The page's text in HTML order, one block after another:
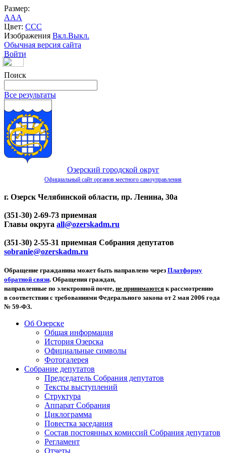
Размер:
AAA
Цвет: CCC
Изображения Вкл.Выкл.
Обычная версия сайта
Войти
Поиск
Все результаты
Озерский городской округ
Официальный сайт органов местного самоуправления
г. Озерск Челябинской области, пр. Ленина, 30а
(351-30) 2-69-73 приемная
Главы округа all@ozerskadm.ru
(351-30) 2-55-31 приемная Собрания депутатов
sobranie@ozerskadm.ru
Обращение гражданина может быть направлено через Платформу
обратной связи. Обращения граждан,
направленные по электронной почте, не принимаются к рассмотрению
в соответствии с требованиями Федерального закона от 2 мая 2006 года
№ 59-ФЗ.
Об Озерске
Общая информация
История Озерска
Официальные символы
Фотогалерея
Собрание депутатов
Председатель Собрания депутатов
Тексты выступлений
Структура
Аппарат Собрания
Циклограмма
Повестка заседания
Состав постоянных комиссий Собрания депутатов
Регламент
Отчеты